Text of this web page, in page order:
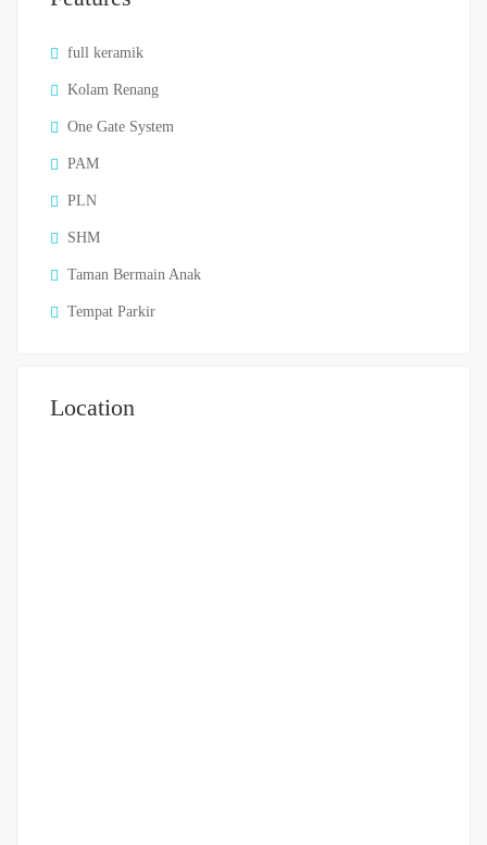
full keramik
Kolam Renang
One Gate System
PAM
PLN
SHM
Taman Bermain Anak
Tempat Parkir
Location